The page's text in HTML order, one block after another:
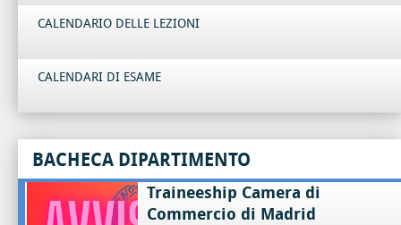
CALENDARIO DELLE LEZIONI
CALENDARI DI ESAME
BACHECA DIPARTIMENTO
Traineeship Camera di
Commercio di Madrid